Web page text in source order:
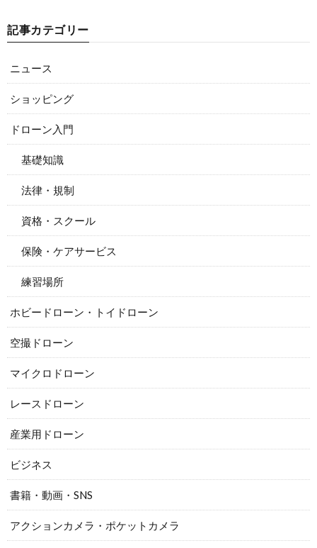
記事カテゴリー
ニュース
ショッピング
ドローン入門
基礎知識
法律・規制
資格・スクール
保険・ケアサービス
練習場所
ホビードローン・トイドローン
空撮ドローン
マイクロドローン
レースドローン
産業用ドローン
ビジネス
書籍・動画・SNS
アクションカメラ・ポケットカメラ